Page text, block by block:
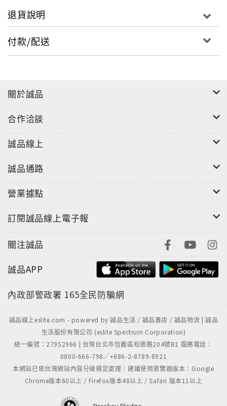
つが融合することでより古典を意識するようになった
乱といった時代背景、また美術品に資産価値が生ずる
の作品が有機的につながっていく構成を試みてみた。
室町時代はイコール水墨画ではない。革新的ともいえ
る美の再編が、行なわれていたのだ。
【編集担当からのおすすめ情報】
カラーで掲載!
退貨說明
付款/配送
關於誠品
合作洽談
誠品線上
誠品通路
營業據點
訂閱誠品線上電子報
關注誠品
誠品APP
內政部警政署 165全民防騙網
誠品線上eslite.com - powered by 誠品生活 / 誠品書店 / 誠品物流 | 誠品
生活股份有限公司 (eslite Spectrum Corporation)
統一編號：27952966 | 台灣台北市信義區松德路204號B1 服務電話：
0800-666-798／+886-2-8789-8921
本網站已依台灣網站內容分級規定處理｜建議使用瀏覽器版本：Google
Chrome版本60以上 / Firefox版本48以上 / Safari 版本11以上